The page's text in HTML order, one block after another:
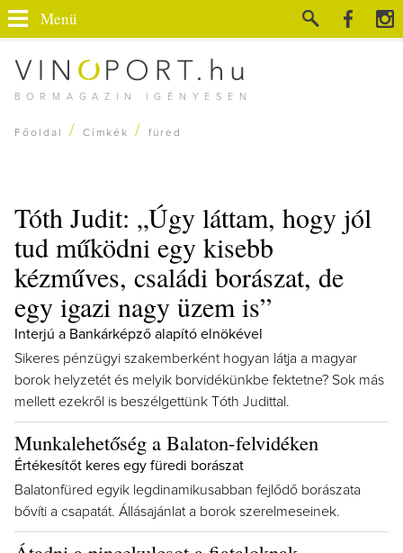
BORMAGAZIN IGÉNYESEN
Menü
Főoldal / Címkék / füred
Tóth Judit: „Úgy láttam, hogy jól
tud működni egy kisebb
kézműves, családi borászat, de
egy igazi nagy üzem is”
Interjú a Bankárképző alapító elnökével
Sikeres pénzügyi szakemberként hogyan látja a magyar
borok helyzetét és melyik borvidékünkbe fektetne? Sok más
mellett ezekről is beszélgettünk Tóth Judittal.
Munkalehetőség a Balaton-felvidéken
Értékesítőt keres egy füredi borászat
Balatonfüred egyik legdinamikusabban fejlődő borászata
bővíti a csapatát. Állásajánlat a borok szerelmeseinek.